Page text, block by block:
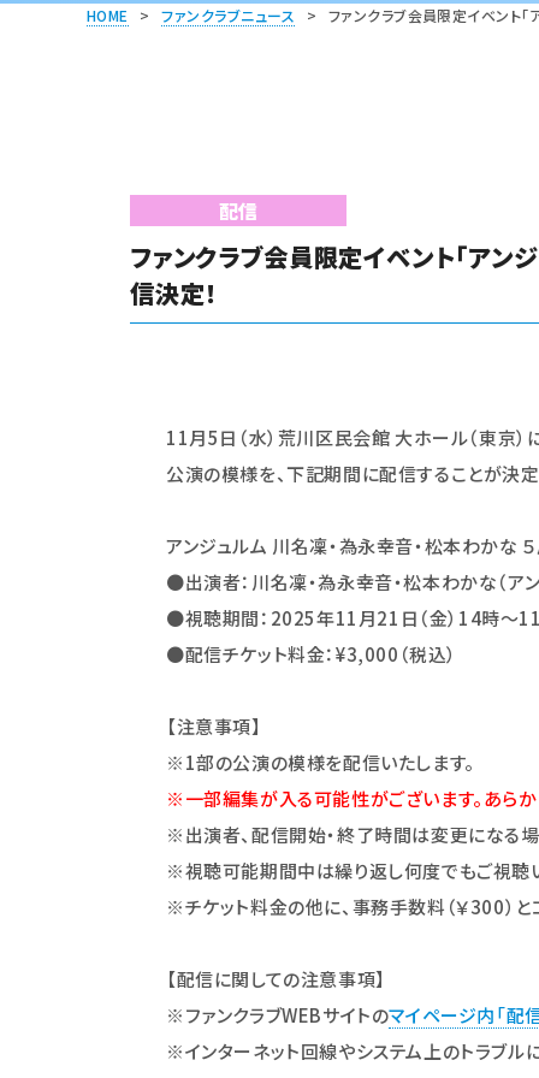
HOME > ファンクラブニュース > ファンクラブ会員限定イベント「
配信
ファンクラブ会員限定イベント「アン
信決定！
11月5日（水）荒川区民会館 大ホール（東京）
公演の模様を、下記期間に配信することが決定
アンジュルム 川名凜・為永幸音・松本わかな
●出演者：川名凜・為永幸音・松本わかな（ア
●視聴期間：2025年11月21日（金）14時～
●配信チケット料金：¥3,000（税込）
【注意事項】
※1部の公演の模様を配信いたします。
※一部編集が入る可能性がございます。あらか
※出演者、配信開始・終了時間は変更になる場
※視聴可能期間中は繰り返し何度でもご視聴
※チケット料金の他に、事務手数料（￥300）
【配信に関しての注意事項】
※ファンクラブWEBサイトのマイページ内「配
※インターネット回線やシステム上のトラブ